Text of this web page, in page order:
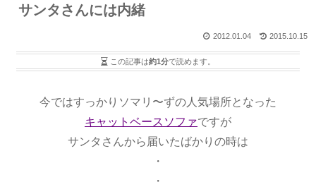
サンタさんには内緒
2015.10.15
2012.01.04
この記事は約1分で読めます。
今ではすっかりソマリ〜ずの人気場所となった
キャットベースソファですが
サンタさんから届いたばかりの時は
・
・